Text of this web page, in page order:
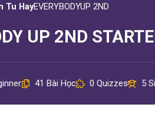
Tu HayEVERYBODYUP 2ND
UP 2ND
41 Bài Học 0 Quizzes 5